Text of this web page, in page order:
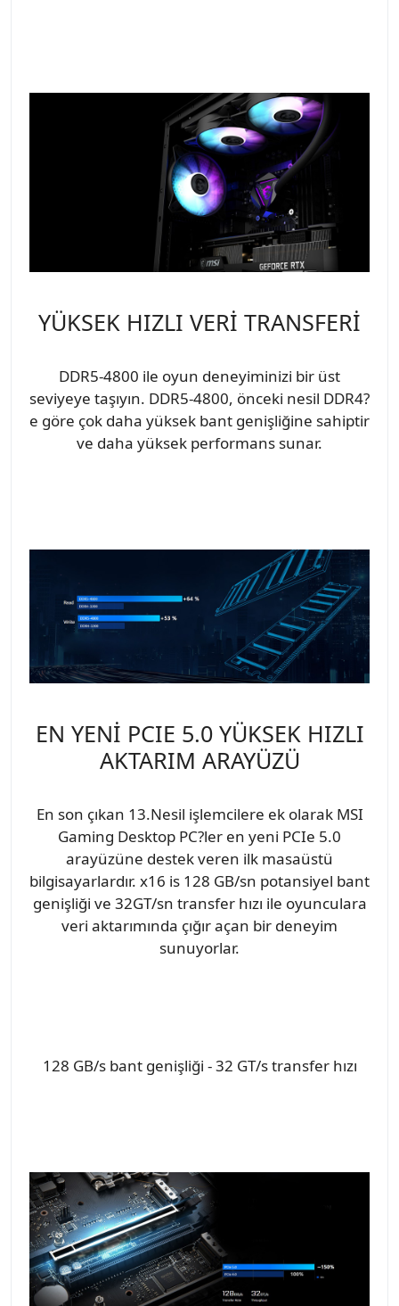
YÜKSEK HIZLI VERİ TRANSFERİ
DDR5-4800 ile oyun deneyiminizi bir üst
seviyeye taşıyın. DDR5-4800, önceki nesil DDR4?
e göre çok daha yüksek bant genişliğine sahiptir
ve daha yüksek performans sunar.
EN YENİ PCIE 5.0 YÜKSEK HIZLI
AKTARIM ARAYÜZÜ
En son çıkan 13.Nesil işlemcilere ek olarak MSI
Gaming Desktop PC?ler en yeni PCIe 5.0
arayüzüne destek veren ilk masaüstü
bilgisayarlardır. x16 is 128 GB/sn potansiyel bant
genişliği ve 32GT/sn transfer hızı ile oyunculara
veri aktarımında çığır açan bir deneyim
sunuyorlar.
128 GB/s bant genişliği - 32 GT/s transfer hızı